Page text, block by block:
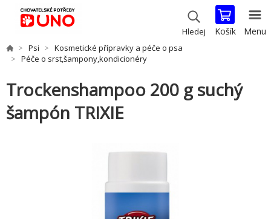
Hledej Košík Menu
Psi
Kosmetické přípravky a péče o psa
Péče o srst,šampony,kondicionéry
Trockenshampoo 200 g suchý
šampón TRIXIE